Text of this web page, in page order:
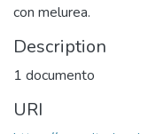
con melurea.
Description
1 documento
URI